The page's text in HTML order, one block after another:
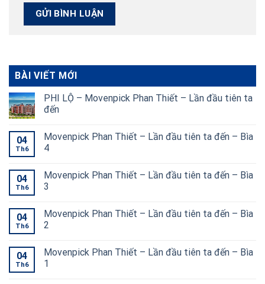
BÀI VIẾT MỚI
PHI LỘ – Movenpick Phan Thiết – Lần đầu tiên ta
đến
04
Th6
Movenpick Phan Thiết – Lần đầu tiên ta đến – Bìa
4
04
Th6
Movenpick Phan Thiết – Lần đầu tiên ta đến – Bìa
3
04
Th6
Movenpick Phan Thiết – Lần đầu tiên ta đến – Bìa
2
04
Th6
Movenpick Phan Thiết – Lần đầu tiên ta đến – Bìa
1